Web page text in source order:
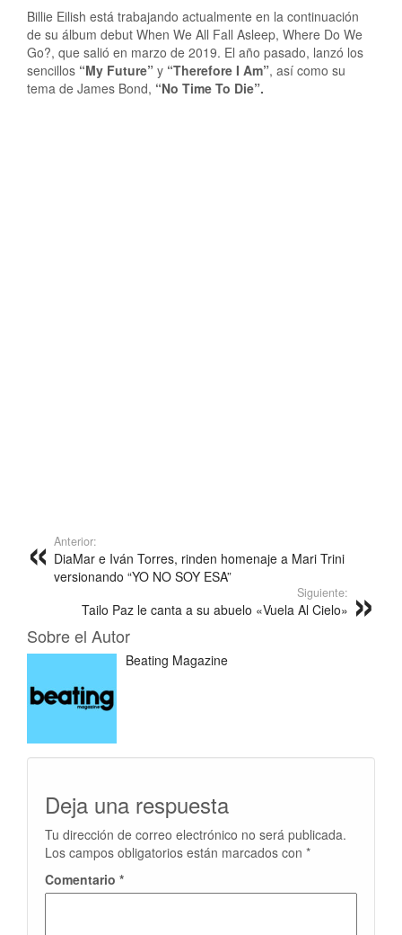
Billie Eilish está trabajando actualmente en la continuación
de su álbum debut When We All Fall Asleep, Where Do We
Go?, que salió en marzo de 2019. El año pasado, lanzó los
sencillos “My Future” y “Therefore I Am”, así como su
tema de James Bond, “No Time To Die”.
Anterior:
DiaMar e Iván Torres, rinden homenaje a Mari Trini
versionando “YO NO SOY ESA”
Siguiente:
Tailo Paz le canta a su abuelo «Vuela Al Cielo»
Sobre el Autor
Beating Magazine
Deja una respuesta
Tu dirección de correo electrónico no será publicada.
Los campos obligatorios están marcados con *
Comentario *